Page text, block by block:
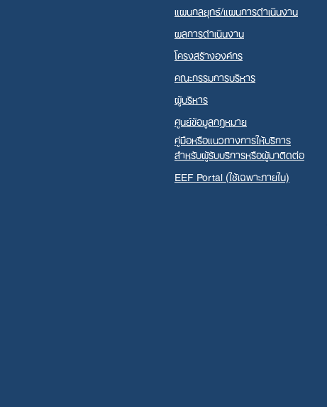
แผนกลยุทธ์/แผนการดำเนินงาน
ผลการดำเนินงาน
โครงสร้างองค์กร
คณะกรรมการบริหาร
ผู้บริหาร
ศูนย์ข้อมูลกฎหมาย
คู่มือหรือแนวทางการให้บริการ
สำหรับผู้รับบริการหรือผู้มาติดต่อ
EEF Portal (ใช้เฉพาะภายใน)